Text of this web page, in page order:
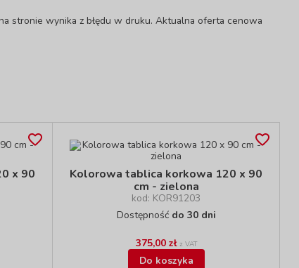
stronie wynika z błędu w druku. Aktualna oferta cenowa
x 90
Kolorowa tablica korkowa 120 x 90
cm - zielona
kod: KOR91203
Dostępność do 30 dni
375,00 zł z VAT
Do koszyka